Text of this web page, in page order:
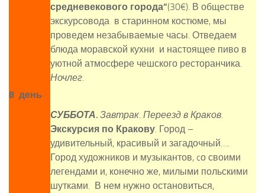
средневекового города”(30€). В обществе
экскурсовода в старинном костюме, мы
проведем незабываемые часы. Отведаем
блюда моравской кухни и настоящее пиво в
уютной атмосфере чешского ресторанчика.
Ночлег.
8 день
СУББОТА. Завтрак. Переезд в Краков.
Экскурсия по Кракову. Город –
удивительный, красивый и загадочный….
Город художников и музыкантов, cо своими
легендами и, конечно же, милыми польскими
шутками. В нем нужно остановиться,